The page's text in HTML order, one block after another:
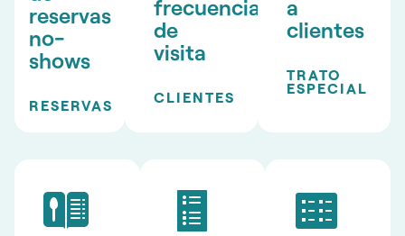
reservas
no-
shows
RESERVAS
frecuencia
de
visita
CLIENTES
a
clientes
TRATO
ESPECIAL